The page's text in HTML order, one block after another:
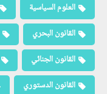
العلوم السياسية
القانون البحري
القانون الجنائي
القانون الدستوري